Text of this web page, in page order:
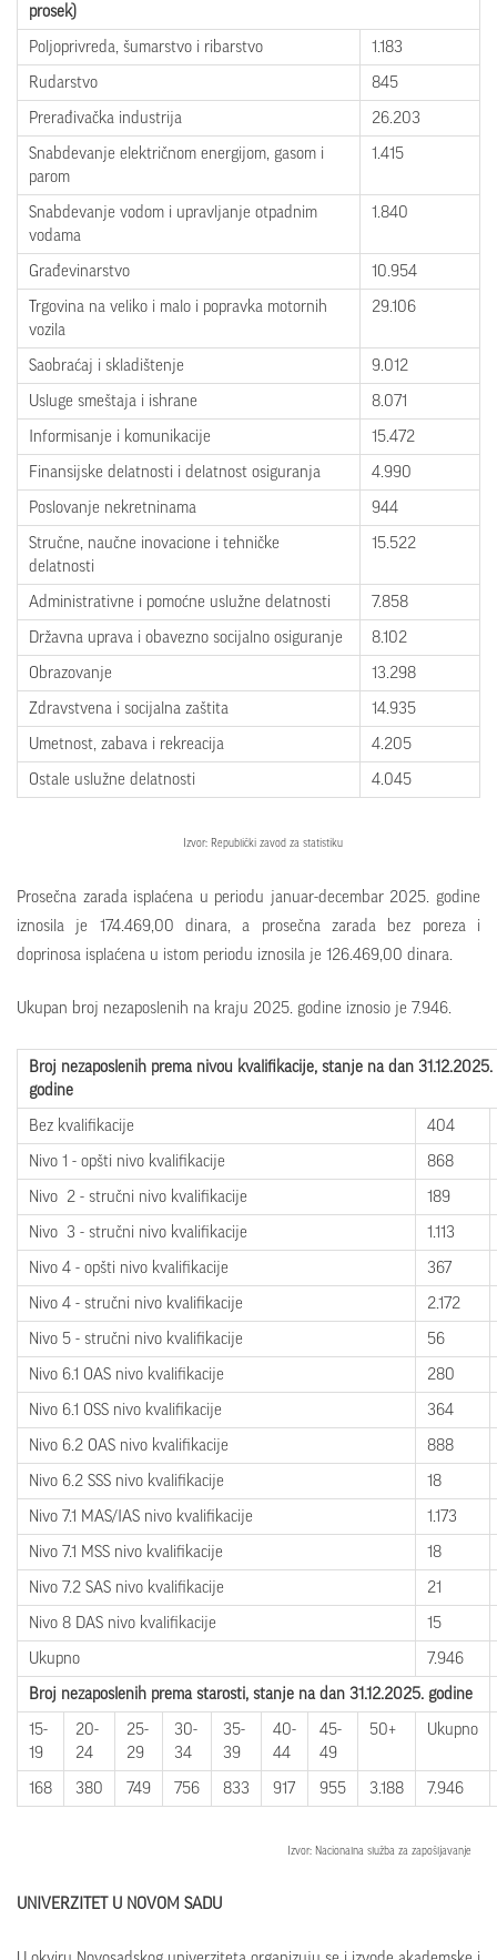
prosek)
Poljoprivreda, šumarstvo i ribarstvo 1.183
Rudarstvo 845
Prerađivačka industrija 26.203
Snabdevanje električnom energijom, gasom i
parom
1.415
Snabdevanje vodom i upravljanje otpadnim
vodama
1.840
Građevinarstvo 10.954
Trgovina na veliko i malo i popravka motornih
vozila
29.106
Saobraćaj i skladištenje 9.012
Usluge smeštaja i ishrane 8.071
Informisanje i komunikacije 15.472
Finansijske delatnosti i delatnost osiguranja 4.990
Poslovanje nekretninama 944
Stručne, naučne inovacione i tehničke
delatnosti
15.522
Administrativne i pomoćne uslužne delatnosti 7.858
Državna uprava i obavezno socijalno osiguranje 8.102
Obrazovanje 13.298
Zdravstvena i socijalna zaštita 14.935
Umetnost, zabava i rekreacija 4.205
Ostale uslužne delatnosti 4.045
Izvor: Republički zavod za statistiku
Prosečna zarada isplaćena u periodu januar-decembar 2025. godine
iznosila je 174.469,00 dinara, a prosečna zarada bez poreza i
doprinosa isplaćena u istom periodu iznosila je 126.469,00 dinara.
Ukupan broj nezaposlenih na kraju 2025. godine iznosio je 7.946.
Broj nezaposlenih prema nivou kvalifikacije, stanje na dan 31.12.2025.
godine
Bez kvalifikacije 404
Nivo 1 - opšti nivo kvalifikacije 868
Nivo 2 - stručni nivo kvalifikacije 189
Nivo 3 - stručni nivo kvalifikacije 1.113
Nivo 4 - opšti nivo kvalifikacije 367
Nivo 4 - stručni nivo kvalifikacije 2.172
Nivo 5 - stručni nivo kvalifikacije 56
Nivo 6.1 OAS nivo kvalifikacije 280
Nivo 6.1 OSS nivo kvalifikacije 364
Nivo 6.2 OAS nivo kvalifikacije 888
Nivo 6.2 SSS nivo kvalifikacije 18
Nivo 7.1 MAS/IAS nivo kvalifikacije 1.173
Nivo 7.1 MSS nivo kvalifikacije 18
Nivo 7.2 SAS nivo kvalifikacije 21
Nivo 8 DAS nivo kvalifikacije 15
Ukupno 7.946
Broj nezaposlenih prema starosti, stanje na dan 31 .12.2025. godine
15-
19
20-
24
25-
29
30-
34
35-
39
40-
44
45-
49
50+ Ukupno
168 380 749 756 833 917 955 3.188 7.946
Izvor: Nacionalna služba za zapošljavanje
UNIVERZITET U NOVOM SADU